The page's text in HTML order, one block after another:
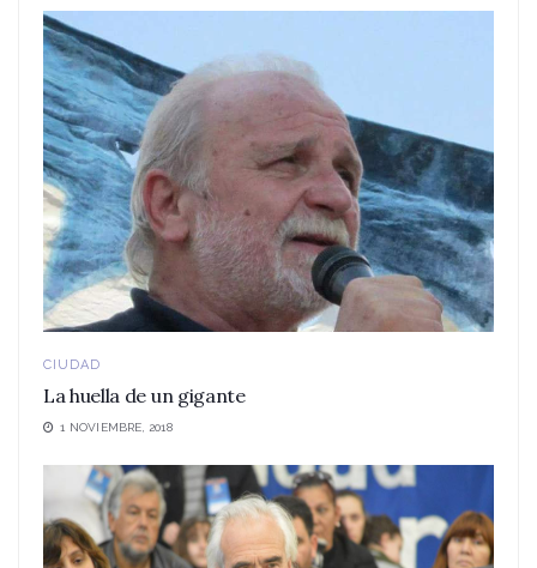
CIUDAD
La huella de un gigante
1 NOVIEMBRE, 2018